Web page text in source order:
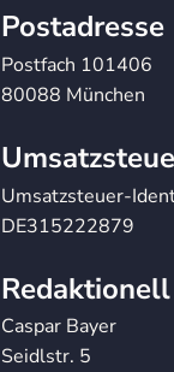
Postadresse
Postfach 101406
80088 München
Umsatzsteuer-
DE315222879
Caspar Bayer
Seidlstr. 5